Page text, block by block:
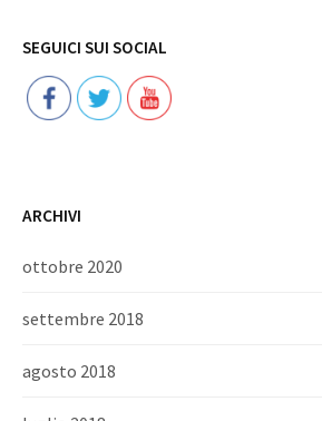
SEGUICI SUI SOCIAL
ARCHIVI
ottobre 2020
settembre 2018
agosto 2018